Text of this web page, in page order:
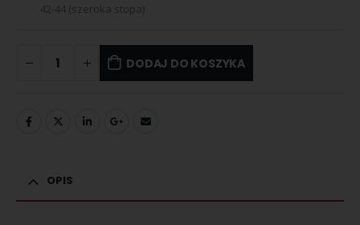
42-44 (szeroka stopa)
DODAJ DO KOSZYKA
OPIS